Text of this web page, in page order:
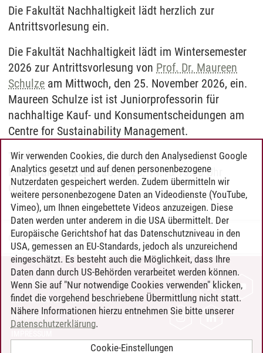
Die Fakultät Nachhaltigkeit lädt herzlich zur
Antrittsvorlesung ein.
Die Fakultät Nachhaltigkeit lädt im Wintersemester
2026 zur Antrittsvorlesung von Prof. Dr. Maureen
Schulze am Mittwoch, den 25. November 2026, ein.
Maureen Schulze ist ist Juniorprofessorin für
nachhaltige Kauf- und Konsumentscheidungen am
Centre for Sustainability Management.
Titel:Tba
Datum und Uhrzeit:25.11.26, 14:15-15:00 Uhr
Ort:Hörsaal 4
Carlotta Barlag/25.11.2026
KONTAKT
LEUPHANA ALS ARBEITGEBER
INTRANET
Wir verwenden Cookies, die durch den Analysedienst Google
Analytics gesetzt und auf denen personenbezogene
Nutzerdaten gespeichert werden. Zudem übermitteln wir
weitere personenbezogene Daten an Videodienste (YouTube,
Vimeo), um Ihnen eingebettete Videos anzuzeigen. Diese
Daten werden unter anderem in die USA übermittelt. Der
Europäische Gerichtshof hat das Datenschutzniveau in den
USA, gemessen an EU-Standards, jedoch als unzureichend
eingeschätzt. Es besteht auch die Möglichkeit, dass Ihre
Daten dann durch US-Behörden verarbeitet werden können.
Wenn Sie auf "Nur notwendige Cookies verwenden" klicken,
findet die vorgehend beschriebene Übermittlung nicht statt.
Nähere Informationen hierzu entnehmen Sie bitte unserer
Datenschutzerklärung.
Cookie-Einstellungen